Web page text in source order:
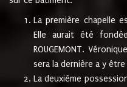
La première chapelle
Elle aurait été
ROUGEMONT.
sera la dernière a y
La deuxième